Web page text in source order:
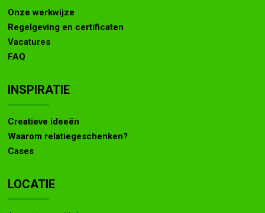
Onze werkwijze
Regelgeving en certificaten
Vacatures
FAQ
INSPIRATIE
Creatieve ideeën
Waarom relatiegeschenken?
Cases
LOCATIE